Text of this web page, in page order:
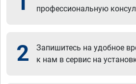
профессиональную
2
Запишитесь на удобное
к нам в сервис на